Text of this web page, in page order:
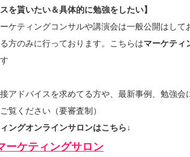
を貰いたい＆具体的に勉強をしたい】
ケティングコンサルや講演会は一般公開はし
方のみに行っております。こちらはマーケティ
アドバイスを求めてる方や、最新事例、勉強
覧ください（要審査制）
ングオンラインサロンはこちら↓
ケティングサロン